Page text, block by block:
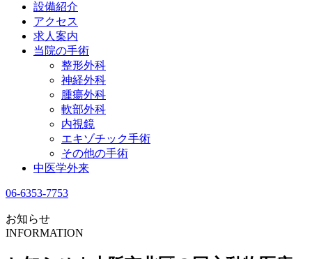
設備紹介
アクセス
求人案内
当院の手術
整形外科
神経外科
腫瘍外科
軟部外科
内視鏡
エキゾチック手術
その他の手術
中医学外来
06-6353-7753
お知らせ
INFORMATION